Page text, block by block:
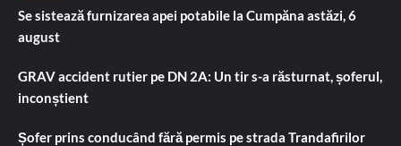
Se sistează furnizarea apei potabile la Cumpăna astăzi, 6
august
GRAV accident rutier pe DN 2A: Un tir s-a răsturnat, șoferul,
inconștient
Șofer prins conducând fără permis pe strada Trandafirilor